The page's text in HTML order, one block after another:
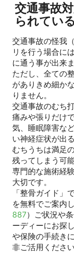
交通事故
られてい
交通事故の怪我
リを行う場合に
に通う事が出来ま
ただし、全ての
がありきめ細か
りません。
交通事故のむち
痛みや張りだけ
気、睡眠障害な
い神経症状が出
むちうちは満足
残ってしまう可
専門的な施術経
大切です。
「整骨ガイド」
を無料でご案内
887）ご状況や
ーディーにお探
や保険の手続き
非ご活用ください